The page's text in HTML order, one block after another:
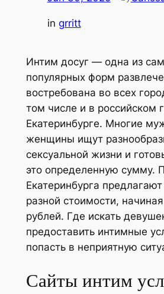
in grritt
Интим досуг — одна из
популярных форм
востребована во всех
том числе и в российском
Екатеринбурге. Многие
женщины ищут
сексуальной жизни и
это определенную сумму.
Екатеринбурга
разной стоимости,
рублей. Где искать
предоставить интимные
попасть в неприятную
Сайты интим